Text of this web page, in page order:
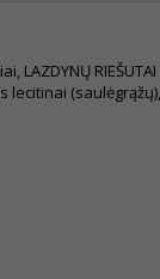
RIEŠUTAI
lecitinai